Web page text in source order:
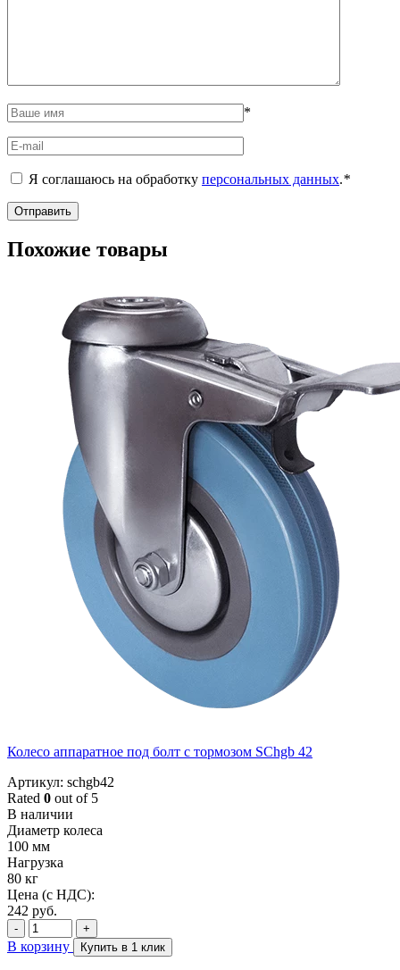
*
Я соглашаюсь на обработку персональных данных.*
Похожие товары
Колесо аппаратное под болт с тормозом SChgb 42
Артикул: schgb42
Rated 0 out of 5
В наличии
Диаметр колеса
100 мм
Нагрузка
80 кг
Цена (с НДС):
242 руб.
- +
В корзину Купить в 1 клик